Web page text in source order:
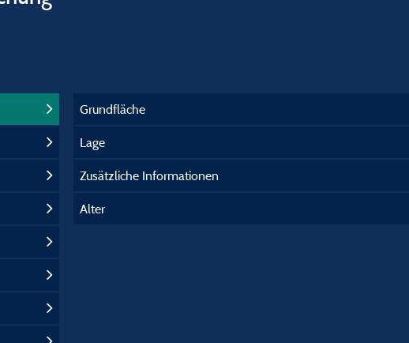
Grundfläche
Lage
Zusätzliche Informationen
Alter